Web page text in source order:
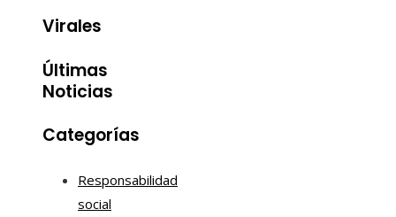
Virales
Últimas
Noticias
Categorías
Responsabilidad
social